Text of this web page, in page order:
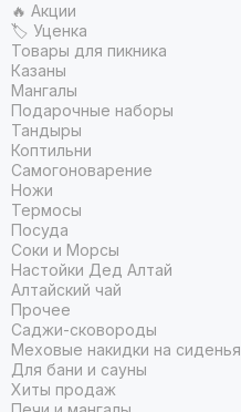
🔥 Акции
🏷 Уценка
Товары для пикника
Казаны
Мангалы
Подарочные наборы
Тандыры
Коптильни
Самогоноварение
Ножи
Термосы
Посуда
Соки и Морсы
Настойки Дед Алтай
Алтайский чай
Прочее
Саджи-сковороды
Меховые накидки на сиденья
Для бани и сауны
Хиты продаж